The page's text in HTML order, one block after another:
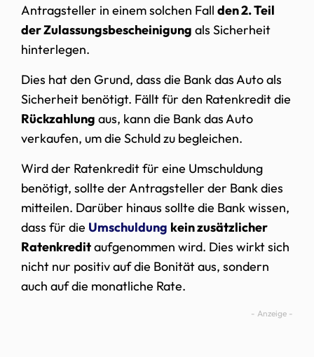
Antragsteller in einem solchen Fall den 2. Teil
der Zulassungsbescheinigung als Sicherheit
hinterlegen.
Dies hat den Grund, dass die Bank das Auto als
Sicherheit benötigt. Fällt für den Ratenkredit die
Rückzahlung aus, kann die Bank das Auto
verkaufen, um die Schuld zu begleichen.
Wird der Ratenkredit für eine Umschuldung
benötigt, sollte der Antragsteller der Bank dies
mitteilen. Darüber hinaus sollte die Bank wissen,
dass für die Umschuldung kein zusätzlicher
Ratenkreditaufgenommen wird. Dies wirkt sich
nicht nur positiv auf die Bonität aus, sondern
auch auf die monatliche Rate.